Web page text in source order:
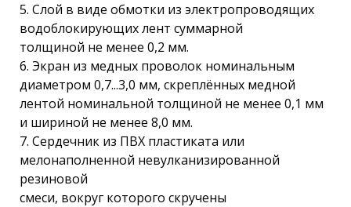
5. Слой в виде обмотки из электропроводящих
водоблокирующих лент суммарной
толщиной не менее 0,2 мм.
6. Экран из медных проволок номинальным
диаметром 0,7...3,0 мм, скреплённых медной
лентой номинальной толщиной не менее 0,1 мм
и шириной не менее 8,0 мм.
7. Сердечник из ПВХ пластиката или
мелонаполненной невулканизированной
резиновой
смеси, вокруг которого скручены